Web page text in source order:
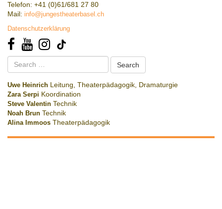
Telefon: +41 (0)61/681 27 80
Mail: info@jungestheaterbasel.ch
Datenschutzerklärung
Search
for:
Uwe Heinrich Leitung, Theaterpädagogik, Dramaturgie
Zara Serpi Koordination
Steve Valentin Technik
Noah Brun Technik
Alina Immoos Theaterpädagogik